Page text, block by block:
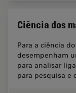
Ciência dos
Para a ciência
desempenham
para analisar
para pesquisa e